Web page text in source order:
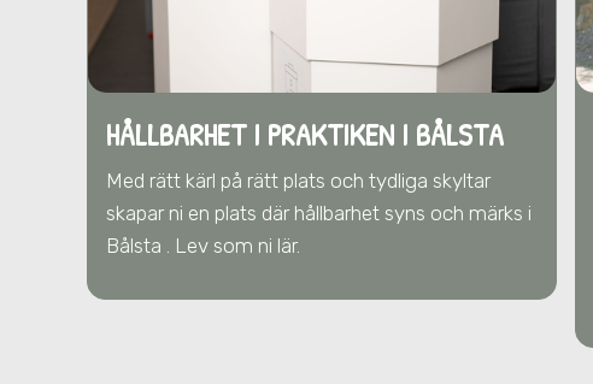
HÅLLBARHET I PRAKTIKEN I BÅLSTA
Med rätt kärl på rätt plats och tydliga skyltar
skapar ni en plats där hållbarhet syns och märks i
Bålsta . Lev som ni lär.